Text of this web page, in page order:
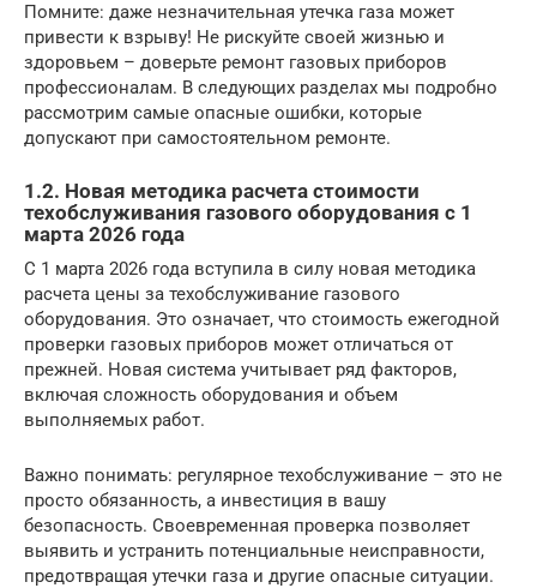
Помните: даже незначительная утечка газа может
привести к взрыву! Не рискуйте своей жизнью и
здоровьем – доверьте ремонт газовых приборов
профессионалам. В следующих разделах мы подробно
рассмотрим самые опасные ошибки, которые
допускают при самостоятельном ремонте.
1.2. Новая методика расчета стоимости
техобслуживания газового оборудования с 1
марта 2026 года
С 1 марта 2026 года вступила в силу новая методика
расчета цены за техобслуживание газового
оборудования. Это означает, что стоимость ежегодной
проверки газовых приборов может отличаться от
прежней. Новая система учитывает ряд факторов,
включая сложность оборудования и объем
выполняемых работ.
Важно понимать: регулярное техобслуживание – это не
просто обязанность, а инвестиция в вашу
безопасность. Своевременная проверка позволяет
выявить и устранить потенциальные неисправности,
предотвращая утечки газа и другие опасные ситуации.